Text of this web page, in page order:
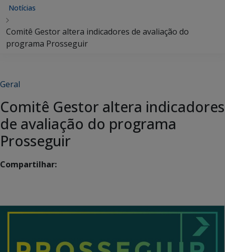
Notícias
Comitê Gestor altera indicadores de avaliação do
programa Prosseguir
Geral
Comitê Gestor altera indicadores
de avaliação do programa
Prosseguir
Compartilhar: